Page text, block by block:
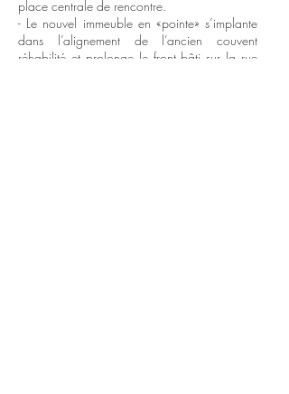
place centrale de rencontre.
- Le nouvel immeuble en «pointe» s’implante
dans l’alignement de l’ancien couvent
réhabilité et prolonge le front bâti sur la rue